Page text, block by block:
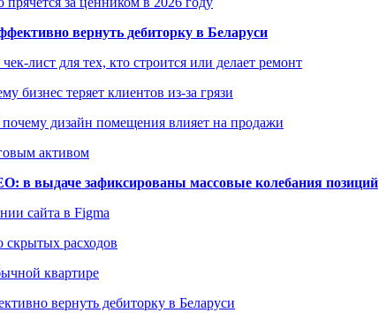
вернуть дебиторку в Беларуси
лист для тех, кто строится или делает ремонт
бизнес теряет клиентов из-за грязи
дизайн помещения влияет на продажи
активом
в выдаче зафиксированы массовые колебания позиций
сайта в Figma
скрытых расходов
квартире
вернуть дебиторку в Беларуси